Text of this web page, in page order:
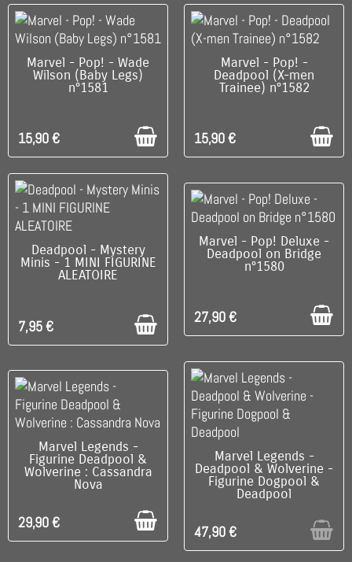
DISPONIBLE
Marvel - Pop! - Wade
Wilson (Baby Legs)
n°1581
15,90 €
DISPONIBLE
Marvel - Pop! -
Deadpool (X-men
Trainee) n°1582
15,90 €
DISPONIBLE
Deadpool - Mystery
Minis - 1 MINI FIGURINE
ALEATOIRE
7,95 €
DISPONIBLE
Marvel - Pop! Deluxe -
Deadpool on Bridge
n°1580
27,90 €
C'EST LE DERNIER !
Marvel Legends -
Figurine Deadpool &
Wolverine : Cassandra
Nova
29,90 €
RUPTURE DE STOCK
Marvel Legends -
Deadpool & Wolverine -
Figurine Dogpool &
Deadpool
47,90 €